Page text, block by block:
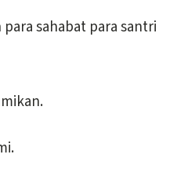
sahabat para santri